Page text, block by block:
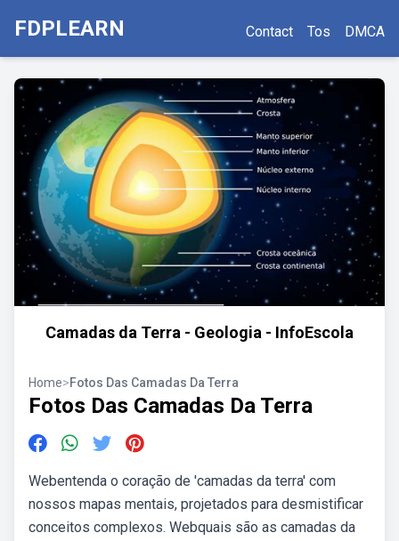
FDPLEARN Contact Tos DMCA
Camadas da Terra - Geologia - InfoEscola
Home>Fotos Das Camadas Da Terra
Fotos Das Camadas Da Terra
Webentenda o coração de 'camadas da terra' com
nossos mapas mentais, projetados para desmistificar
conceitos complexos. Webquais são as camadas da